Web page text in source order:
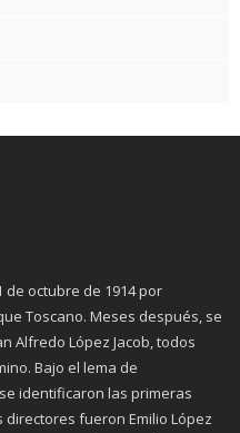
de octubre de 1914 por
Toscano. Meses después, se
Alfredo López Jacob, todos
Bajo el lema de
identificaron las primeras
directores fueron Emilio López